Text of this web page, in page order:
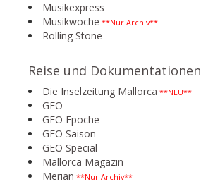
Musikexpress
Musikwoche **Nur Archiv**
Rolling Stone
Reise und Dokumentationen
Die Inselzeitung Mallorca **NEU**
GEO
GEO Epoche
GEO Saison
GEO Special
Mallorca Magazin
Merian **Nur Archiv**